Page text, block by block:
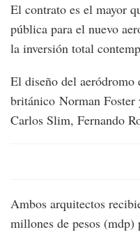
El contrato es el mayor
pública para el nuevo
la inversión total
El diseño del aeródromo
británico Norman Foster
Carlos Slim, Fernando
Ambos arquitectos
millones de pesos (mdp)